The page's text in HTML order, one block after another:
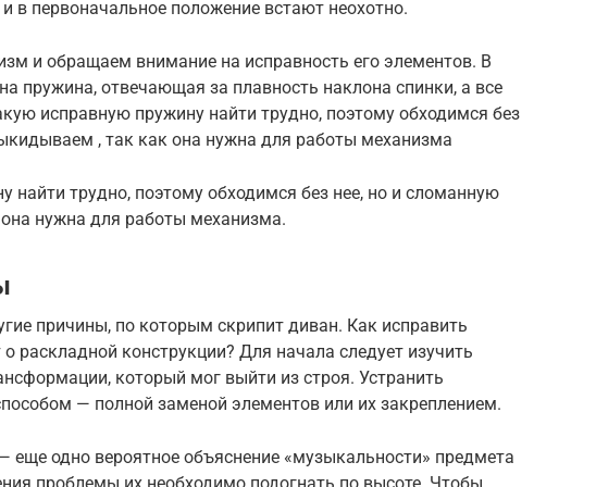
в первоначальное положение встают неохотно.
и обращаем внимание на исправность его элементов. В
пружина, отвечающая за плавность наклона спинки, а все
исправную пружину найти трудно, поэтому обходимся без
, так как она нужна для работы механизма
найти трудно, поэтому обходимся без нее, но и сломанную
нужна для работы механизма.
причины, по которым скрипит диван. Как исправить
раскладной конструкции? Для начала следует изучить
который мог выйти из строя. Устранить
— полной заменой элементов или их закреплением.
еще одно вероятное объяснение «музыкальности» предмета